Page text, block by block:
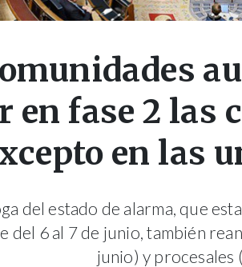
en fase 2 las
en las
del estado de alarma, que
del 6 al 7 de junio, también
junio) y procesales